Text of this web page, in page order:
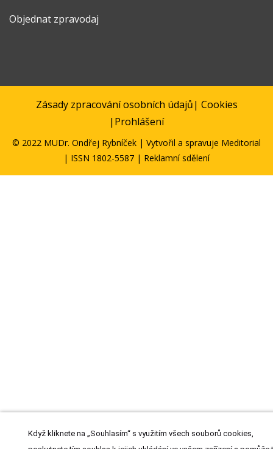
Objednat zpravodaj
Zásady zpracování osobních údajů| Cookies
| Prohlášení
© 2022 MUDr. Ondřej Rybníček | Vytvořil a spravuje Meditorial
| ISSN 1802-5587 | Reklamní sdělení
Když kliknete na „Souhlasím“ s využitím všech souborů cookies,